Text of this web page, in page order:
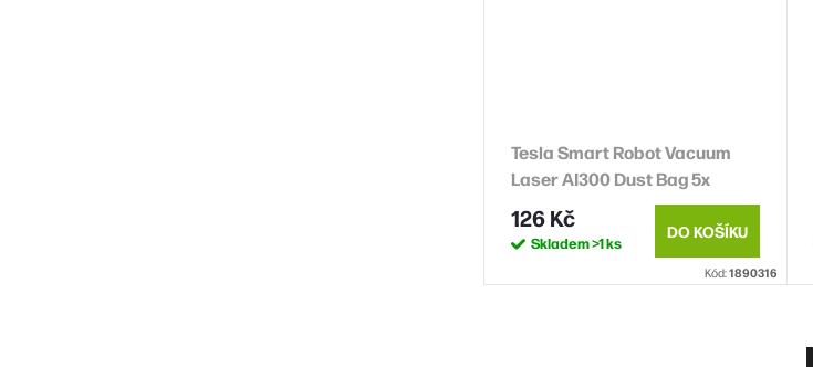
Tesla Smart Robot Vacuum
Laser AI300 Dust Bag 5x
126 Kč
Skladem>1 ks
DO KOŠÍKU
Kód:1890316